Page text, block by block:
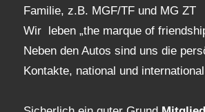
Familie, z.B. MGF/TF und MG ZT
Wir leben „the marque of
Neben den Autos sind uns die
Kontakte, national und